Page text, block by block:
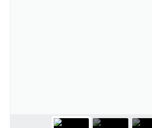
Audiências Públicas